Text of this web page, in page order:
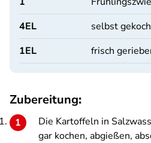
4EL
selbst
1EL frisch
Zubereitung:
Die Kartoffeln in
gar kochen, abgießen,